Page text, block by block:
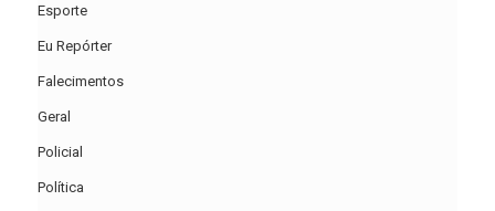
Esporte
Eu Repórter
Falecimentos
Geral
Policial
Política